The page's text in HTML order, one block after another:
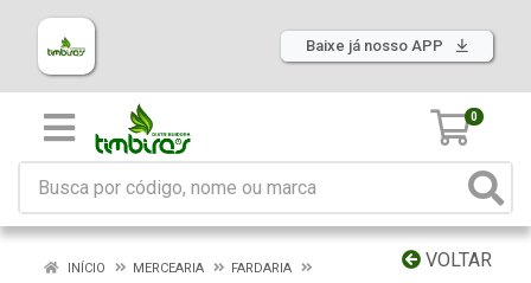
Baixe já nosso APP
0
VOLTAR
INÍCIO MERCEARIA
FARDARIA